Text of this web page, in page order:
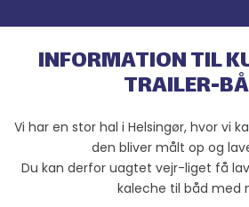
INFORMATI​ON TIL
TRAILER-
Vi har en stor hal i Helsingør, hvor vi
den bliver målt op og
Du kan derfor uagtet vejr-liget få
kaleche til båd med